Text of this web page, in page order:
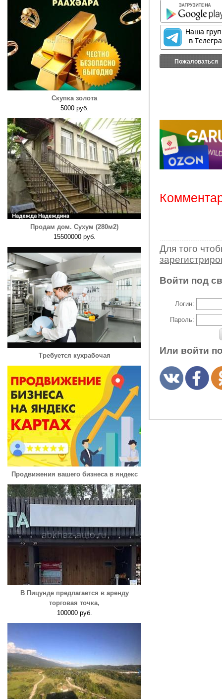
Скупка золота
5000 руб.
Продам дом. Сухум (280м2)
15500000 руб.
Требуется кухрабочая
Продвижения вашего бизнеса в яндекс
В Пицунде предлагается в аренду
торговая точка,
100000 руб.
Пожаловаться
Для того
Войти под
Логин:
Пароль:
Или войти